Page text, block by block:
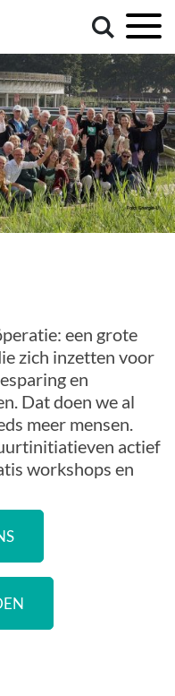
een grote
zich inzetten voor
en
Dat doen we al
meer mensen.
actief
workshops en